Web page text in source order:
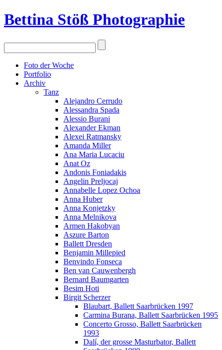
Bettina Stöß Photographie
Foto der Woche
Portfolio
Archiv
Tanz
Alejandro Cerrudo
Alessandra Spada
Alessio Burani
Alexander Ekman
Alexei Ratmansky
Amanda Miller
Ana Maria Lucaciu
Anat Oz
Andonis Foniadakis
Angelin Preljocaj
Annabelle Lopez Ochoa
Anna Huber
Anna Konjetzky
Anna Melnikova
Armen Hakobyan
Aszure Barton
Ballett Dresden
Benjamin Millepied
Benvindo Fonseca
Ben van Cauwenbergh
Bernard Baumgarten
Besim Hoti
Birgit Scherzer
Blaubart, Ballett Saarbrücken 1997
Carmina Burana, Ballett Saarbrücken 1995
Concerto Grosso, Ballett Saarbrücken
1993
Dalí, der grosse Masturbator, Ballett